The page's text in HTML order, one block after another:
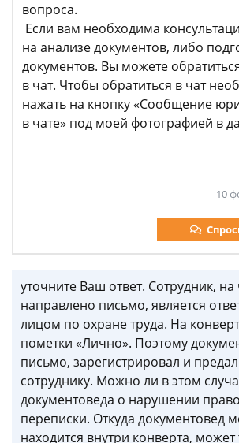
вопроса.
Если вам необходима
на анализе документов, либо
документов. Вы можете
в чат. Чтобы обратиться в чат
нажать на кнопку «Сообщение
в чате» под моей фотографией в
10
уточните Ваш ответ. Сотрудник,
направлено письмо, является
лицом по охране труда. На
пометки «Лично». Поэтому
письмо, зарегистрировал и
сотруднику. Можно ли в этом
документоведа о нарушении
переписки. Откуда документовед
находится внутри конверта,